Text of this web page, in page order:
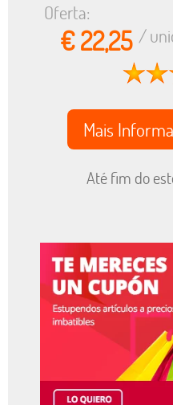
Oferta:
€ 22,25/
Mais
Até fim do